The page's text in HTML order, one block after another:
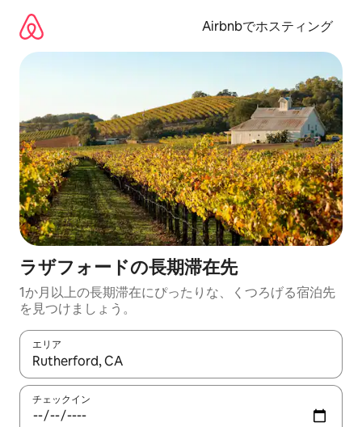
Airbnbでホスティング
ラザフォードの長期滞在先
1か月以上の長期滞在にぴったりな、くつろげる宿泊先
を見つけましょう。
エリア
検索結果が表示されたら、上下の矢印キーを使って移動するか
チェックイン